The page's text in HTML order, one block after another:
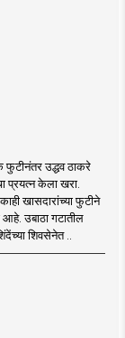
फुटीनंतर उद्धव ठाकरे
प्रयत्न केला खरा.
खासदारांच्या फुटीने
उबाठा गटातील
शिवसेनेत ..